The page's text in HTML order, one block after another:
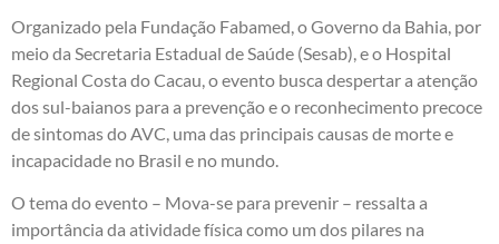
Organizado pela Fundação Fabamed, o Governo da Bahia, por
meio da Secretaria Estadual de Saúde (Sesab), e o Hospital
Regional Costa do Cacau, o evento busca despertar a atenção
dos sul-baianos para a prevenção e o reconhecimento precoce
de sintomas do AVC, uma das principais causas de morte e
incapacidade no Brasil e no mundo.
O tema do evento – Mova-se para prevenir – ressalta a
importância da atividade física como um dos pilares na